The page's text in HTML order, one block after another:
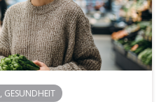
, GESUNDHEIT